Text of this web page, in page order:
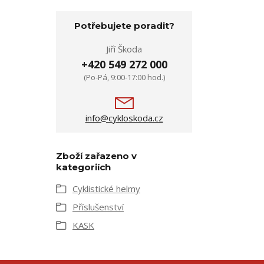
Potřebujete poradit?
Jiří Škoda
+420 549 272 000
(Po-Pá, 9:00-17:00 hod.)
info@cykloskoda.cz
Zboží zařazeno v
kategoriích
Cyklistické helmy
Příslušenství
KASK